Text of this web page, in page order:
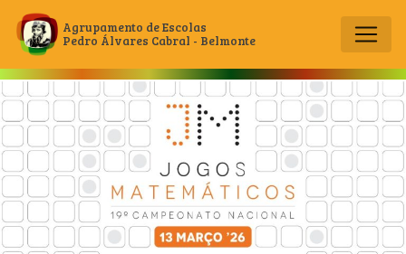
Main Navigation
Agrupamento de Escolas
Pedro Álvares Cabral - Belmonte